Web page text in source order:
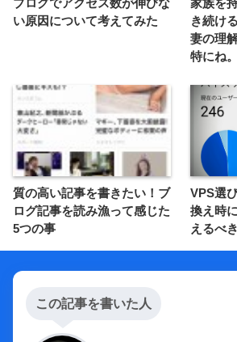
ブログでアクセス数が伸びな
い原因について考えてみた
家族を
き続け
妻の理
特にね。
質の高い記事を書きたい！ブ
ログ記事を読み漁って感じた
5つの事
VPS選
換え時
えるべ
この記事を書いた人